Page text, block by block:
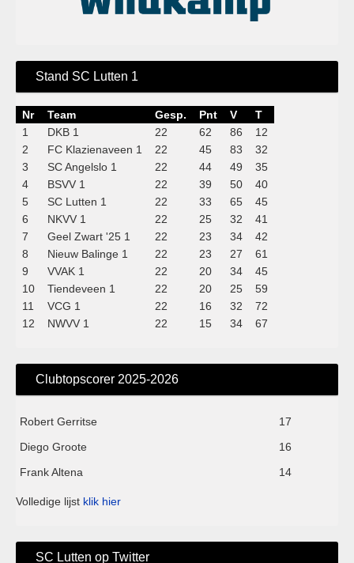
Stand SC Lutten 1
Nr Team Gesp. Pnt V
T
1
DKB 1 22 62 86
12
2
FC Klazienaveen 1 22 45 83
32
3
SC Angelslo 1 22 44 49
35
4
BSVV 1 22 39 50
40
5
SC Lutten 1 22 33 65
45
6
NKVV 1 22 25 32
41
7
Geel Zwart '25 1 22 23 34
42
8
Nieuw Balinge 1 22 23 27
61
9
VVAK 1 22 20 34
45
10
Tiendeveen 1 22 20 25
59
11
VCG 1 22 16 32
72
12
NWVV 1 22 15 34 67
Clubtopscorer 2025-2026
Robert Gerritse
17
Diego Groote
16
Frank Altena
14
Volledige lijst klik hier
SC Lutten op Twitter